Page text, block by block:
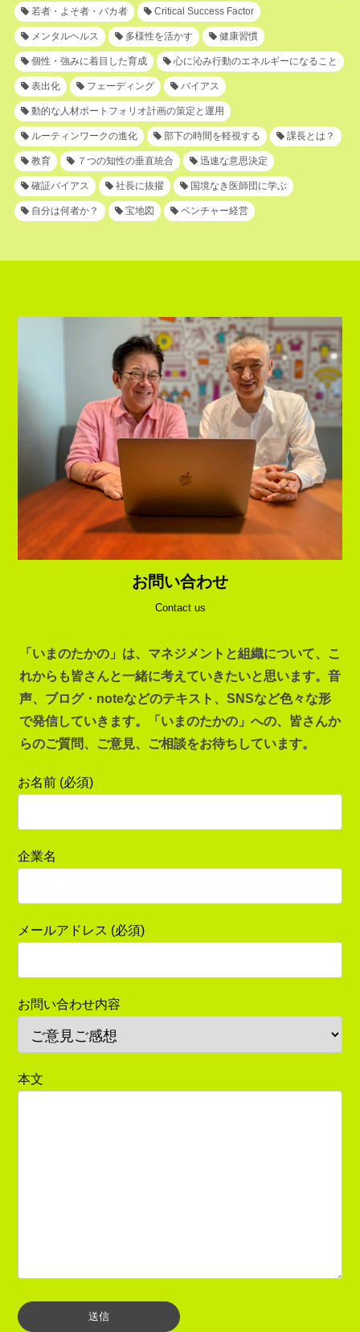
若者・よそ者・バカ者 Critical Success Factor
メンタルヘルス 多様性を活かす 健康習慣
個性・強みに着目した育成 心に沁み行動のエネルギーになること
表出化 フェーディング バイアス
動的な人材ポートフォリオ計画の策定と運用
ルーティンワークの進化 部下の時間を軽視する 課長とは？
教育 ７つの知性の垂直統合 迅速な意思決定
確証バイアス 社長に抜擢 国境なき医師団に学ぶ
自分は何者か？ 宝地図 ベンチャー経営
お問い合わせ
Contact us
「いまのたかの」は、マネジメントと組織について、こ
れからも皆さんと一緒に考えていきたいと思います。音
声、ブログ・noteなどのテキスト、SNSなど色々な形
で発信していきます。「いまのたかの」への、皆さんか
らのご質問、ご意見、ご相談をお待ちしています。
お名前 (必須)
企業名
メールアドレス (必須)
お問い合わせ内容
本文